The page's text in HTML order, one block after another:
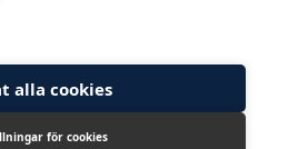
Industrikomponenter AB
politik
tjänster
alla cookies
för cookies